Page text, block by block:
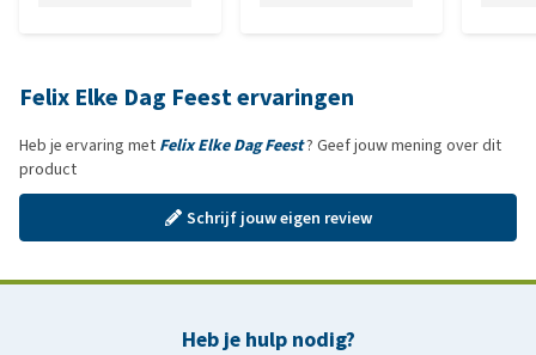
Felix Elke Dag Feest ervaringen
Heb je ervaring met Felix Elke Dag Feest? Geef jouw mening over dit
product
Schrijf jouw eigen review
Heb je hulp nodig?